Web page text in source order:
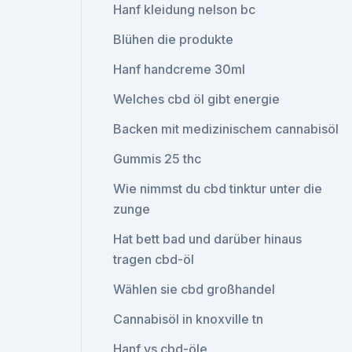
Hanf kleidung nelson bc
Blühen die produkte
Hanf handcreme 30ml
Welches cbd öl gibt energie
Backen mit medizinischem cannabisöl
Gummis 25 thc
Wie nimmst du cbd tinktur unter die
zunge
Hat bett bad und darüber hinaus
tragen cbd-öl
Wählen sie cbd großhandel
Cannabisöl in knoxville tn
Hanf vs cbd-öle